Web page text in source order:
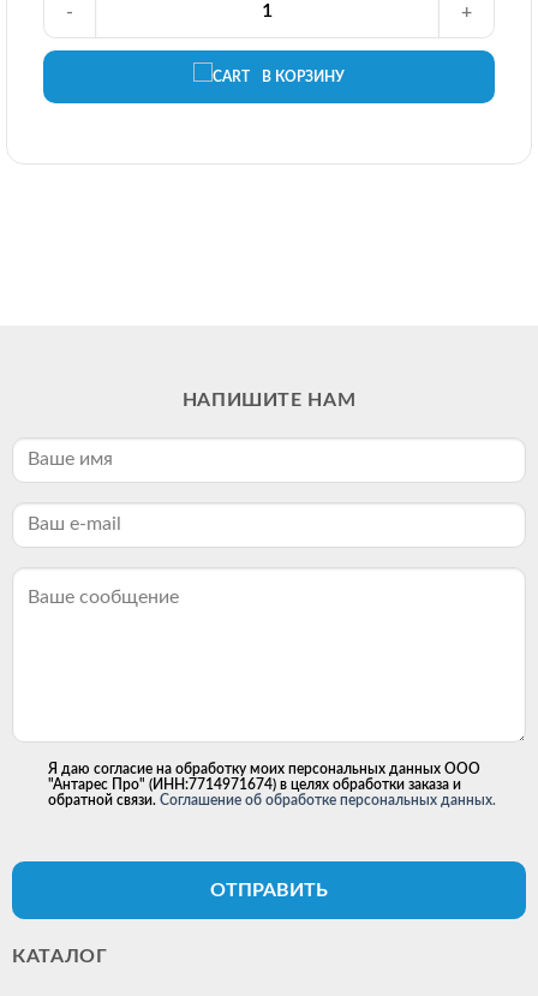
В КОРЗИНУ
- +
НАПИШИТЕ НАМ
Я даю согласие на обработку моих персональных данных ООО
"Антарес Про" (ИНН:7714971674) в целях обработки заказа и
обратной связи. Соглашение об обработке персональных данных.
ОТПРАВИТЬ
КАТАЛОГ